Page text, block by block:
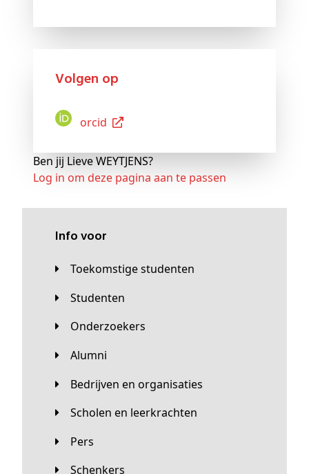
Volgen op
Orcid
Ben jij Lieve WEYTJENS?
Log in om deze pagina aan te passen
Info voor
Toekomstige studenten
Studenten
Onderzoekers
Alumni
Bedrijven en organisaties
Scholen en leerkrachten
Pers
Schenkers